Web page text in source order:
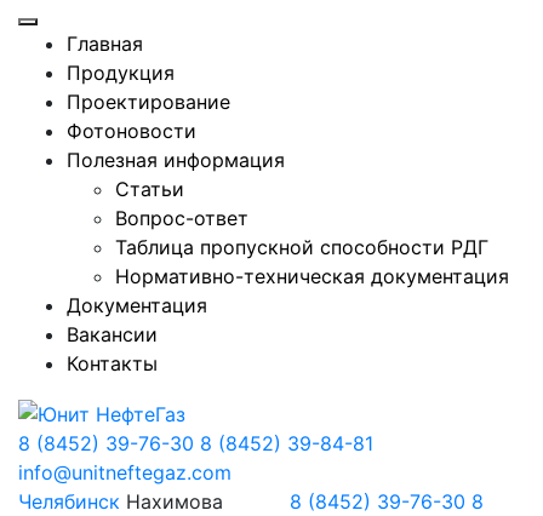
Главная
Продукция
Проектирование
Фотоновости
Полезная информация
Статьи
Вопрос-ответ
Таблица пропускной способности РДГ
Нормативно-техническая документация
Документация
Вакансии
Контакты
8 (8452) 39-76-30 8 (8452) 39-84-81
info@unitneftegaz.com
Челябинск Нахимова
8 (8452) 39-76-30 8